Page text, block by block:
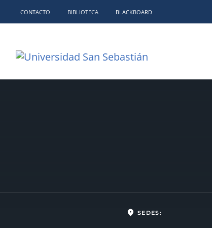
CONTACTO BIBLIOTECA BLACKBOARD
place SEDES: